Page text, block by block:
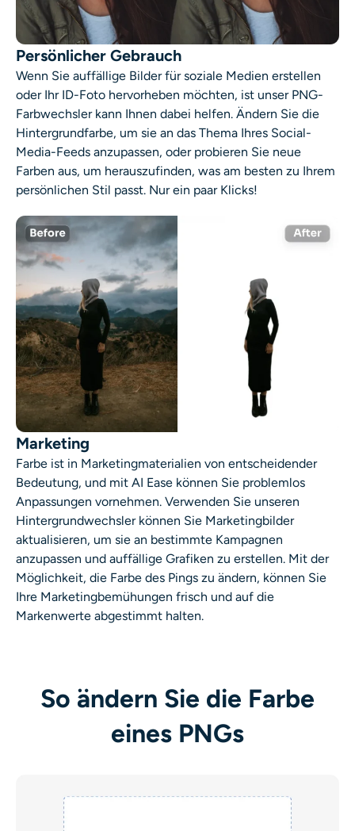
Persönlicher Gebrauch
Wenn Sie auffällige Bilder für soziale Medien erstellen
oder Ihr ID-Foto hervorheben möchten, ist unser PNG-
Farbwechslerkann Ihnen dabei helfen. Ändern Sie die
Hintergrundfarbe, um sie an das Thema Ihres Social-
Media-Feeds anzupassen, oder probieren Sie neue
Farben aus, um herauszufinden, was am besten zu Ihrem
persönlichen Stil passt. Nur ein paar Klicks!
Marketing
Farbe ist in Marketingmaterialien von entscheidender
Bedeutung, und mit AI Ease können Sie problemlos
Anpassungen vornehmen. Verwenden Sie unseren
Hintergrundwechslerkönnen Sie Marketingbilder
aktualisieren, um sie an bestimmte Kampagnen
anzupassen und auffällige Grafiken zu erstellen. Mit der
Möglichkeit, die Farbe des Pings zu ändern, können Sie
Ihre Marketingbemühungen frisch und auf die
Markenwerte abgestimmt halten.
So ändern Sie die Farbe
eines PNGs